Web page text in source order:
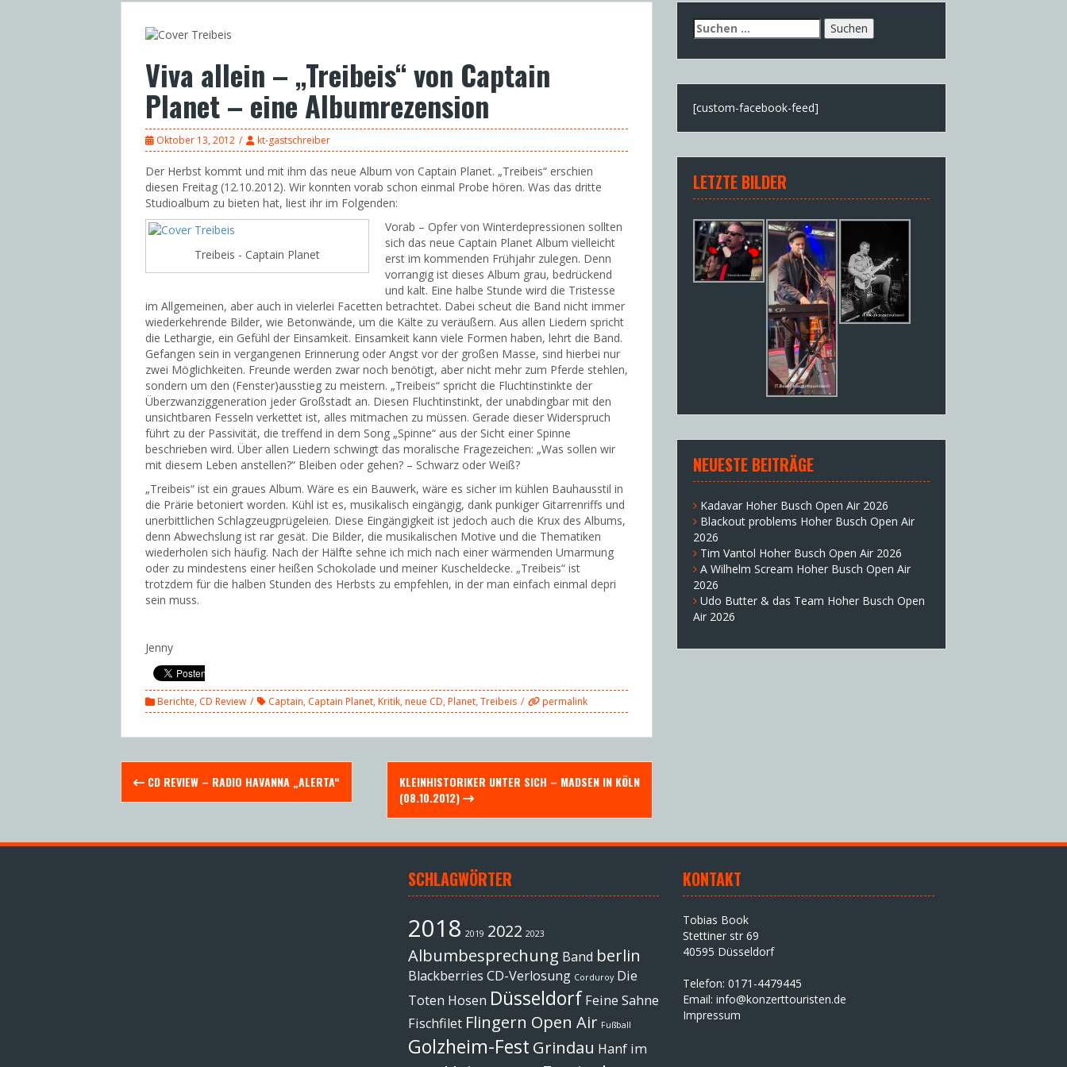
Viva allein – „Treibeis“ von Captain
Planet – eine Albumrezension
Oktober 13, 2012 kt-gastschreiber
Der Herbst kommt und mit ihm das neue Album von Captain Planet. „Treibeis“ erschien
diesen Freitag (12.10.2012). Wir konnten vorab schon einmal Probe hören. Was das dritte
Studioalbum zu bieten hat, liest ihr im Folgenden:
Treibeis - Captain Planet
Vorab – Opfer von Winterdepressionen sollten
sich das neue Captain Planet Album vielleicht
erst im kommenden Frühjahr zulegen. Denn
vorrangig ist dieses Album grau, bedrückend
und kalt. Eine halbe Stunde wird die Tristesse
im Allgemeinen, aber auch in vielerlei Facetten betrachtet. Dabei scheut die Band nicht immer
wiederkehrende Bilder, wie Betonwände, um die Kälte zu veräußern. Aus allen Liedern spricht
die Lethargie, ein Gefühl der Einsamkeit. Einsamkeit kann viele Formen haben, lehrt die Band.
Gefangen sein in vergangenen Erinnerung oder Angst vor der großen Masse, sind hierbei nur
zwei Möglichkeiten. Freunde werden zwar noch benötigt, aber nicht mehr zum Pferde stehlen,
sondern um den (Fenster)ausstieg zu meistern. „Treibeis“ spricht die Fluchtinstinkte der
Überzwanziggeneration jeder Großstadt an. Diesen Fluchtinstinkt, der unabdingbar mit den
unsichtbaren Fesseln verkettet ist, alles mitmachen zu müssen. Gerade dieser Widerspruch
führt zu der Passivität, die treffend in dem Song „Spinne“ aus der Sicht einer Spinne
beschrieben wird. Über allen Liedern schwingt das moralische Fragezeichen: „Was sollen wir
mit diesem Leben anstellen?“ Bleiben oder gehen? – Schwarz oder Weiß?
„Treibeis“ ist ein graues Album. Wäre es ein Bauwerk, wäre es sicher im kühlen Bauhausstil in
die Prärie betoniert worden. Kühl ist es, musikalisch eingängig, dank punkiger Gitarrenriffs und
unerbittlichen Schlagzeugprügeleien. Diese Eingängigkeit ist jedoch auch die Krux des Albums,
denn Abwechslung ist rar gesät. Die Bilder, die musikalischen Motive und die Thematiken
wiederholen sich häufig. Nach der Hälfte sehne ich mich nach einer wärmenden Umarmung
oder zu mindestens einer heißen Schokolade und meiner Kuscheldecke. „Treibeis“ ist
trotzdem für die halben Stunden des Herbsts zu empfehlen, in der man einfach einmal depri
sein muss.
Jenny
Berichte, CD Review Captain, Captain Planet,Kritik,neue CD,Planet,Treibeis permalink
Post
navigation
CD REVIEW – RADIO HAVANNA „ALERTA“
KLEINHISTORIKER UNTER SICH – MADSEN IN KÖLN
(08.10.2012)
Suchen
nach:
[custom-facebook-feed]
LETZTE BILDER
NEUESTE BEITRÄGE
Kadavar Hoher Busch Open Air 2026
Blackout problems Hoher Busch Open Air
2026
Tim Vantol Hoher Busch Open Air 2026
A Wilhelm Scream Hoher Busch Open Air
2026
Udo Butter & das Team Hoher Busch Open
Air 2026
SCHLAGWÖRTER
2018 2019 2022 2023
Albumbesprechung Band berlin
Blackberries CD-Verlosung Corduroy Die
Toten Hosen Düsseldorf Feine Sahne
Fischfilet Flingern Open Air Fußball
Golzheim-Fest Grindau Hanf im
KONTAKT
Tobias Book
Stettiner str 69
40595 Düsseldorf
Telefon: 0171-4479445
Email:info@konzerttouristen.de
Impressum